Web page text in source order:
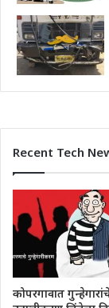
Recent Tech
कोपरगावात